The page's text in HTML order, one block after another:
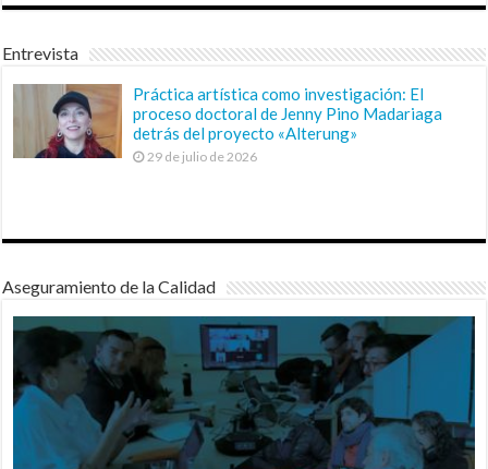
Entrevista
Práctica artística como investigación: El
proceso doctoral de Jenny Pino Madariaga
detrás del proyecto «Alterung»
29 de julio de 2026
Aseguramiento de la Calidad